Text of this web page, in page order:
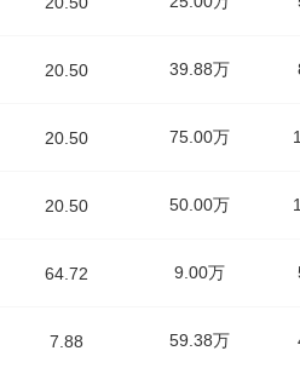
20.50 39.88万
20.50 75.00万
20.50 50.00万
64.72 9.00万
7.88 59.38万